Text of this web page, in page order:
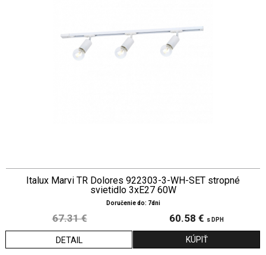
Italux Marvi TR Dolores 922303-3-WH-SET stropné
svietidlo 3xE27 60W
Doručenie do: 7dni
67.31 € 60.58 € s DPH
DETAIL